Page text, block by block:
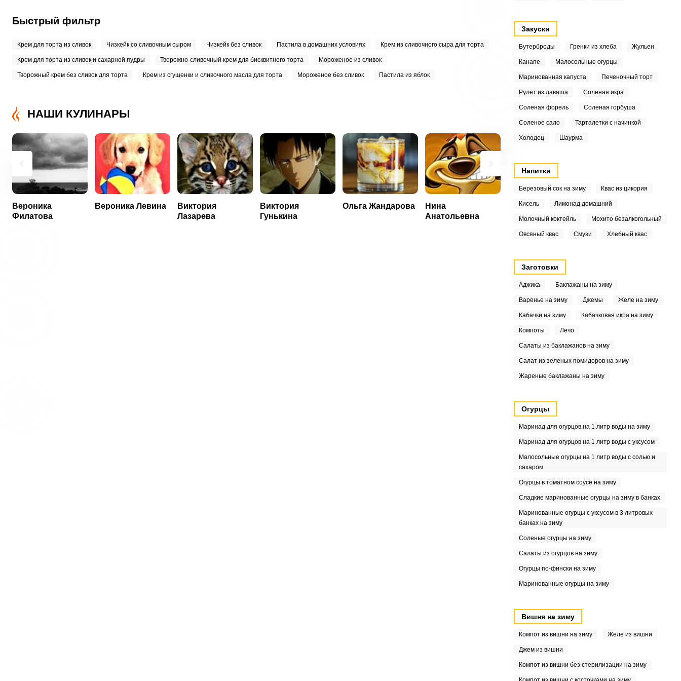
Быстрый фильтр
Крем для торта из сливок Чизкейк со сливочным сыром Чизкейк без сливок Пастила в домашних условиях Крем из сливочного сыра для торта
Крем для торта из сливок и сахарной пудры Творожно-сливочный крем для бисквитного торта Мороженое из сливок
Творожный крем без сливок для торта Крем из сгущенки и сливочного масла для торта Мороженое без сливок Пастила из яблок
НАШИ КУЛИНАРЫ
Вероника
Филатова
Вероника Левина
Виктория
Лазарева
Виктория
Гунькина
Ольга Жандарова
Нина
Анатольевна
Закуски
Бутерброды Гренки из хлеба Жульен
Канапе Малосольные огурцы
Маринованная капуста Печеночный торт
Рулет из лаваша Соленая икра
Соленая форель Соленая горбуша
Соленое сало Тарталетки с начинкой
Холодец Шаурма
Напитки
Березовый сок на зиму Квас из цикория
Кисель Лимонад домашний
Молочный коктейль Мохито безалкогольный
Овсяный квас Смузи Хлебный квас
Заготовки
Аджика Баклажаны на зиму
Варенье на зиму Джемы Желе на зиму
Кабачки на зиму Кабачковая икра на зиму
Компоты Лечо
Салаты из баклажанов на зиму
Салат из зеленых помидоров на зиму
Жареные баклажаны на зиму
Огурцы
Маринад для огурцов на 1 литр воды на зиму
Маринад для огурцов на 1 литр воды с уксусом
Малосольные огурцы на 1 литр воды с солью и
сахаром
Огурцы в томатном соусе на зиму
Сладкие маринованные огурцы на зиму в банках
Маринованные огурцы с уксусом в 3 литровых
банках на зиму
Соленые огурцы на зиму
Салаты из огурцов на зиму
Огурцы по-фински на зиму
Маринованные огурцы на зиму
Вишня на зиму
Компот из вишни на зиму Желе из вишни
Джем из вишни
Компот из вишни без стерилизации на зиму
Запомнить меня